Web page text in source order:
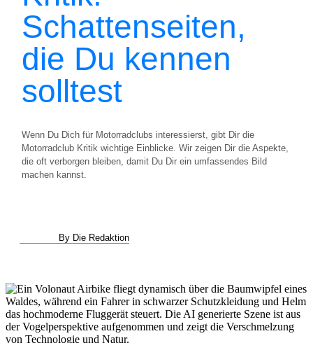
Schattenseiten,
die Du kennen
solltest
Wenn Du Dich für Motorradclubs interessierst, gibt Dir die
Motorradclub Kritik wichtige Einblicke. Wir zeigen Dir die Aspekte,
die oft verborgen bleiben, damit Du Dir ein umfassendes Bild
machen kannst.
By Die Redaktion